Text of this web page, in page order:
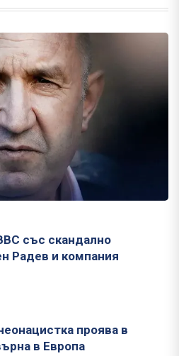
със скандално
Радев и компания
проява в
в Европа